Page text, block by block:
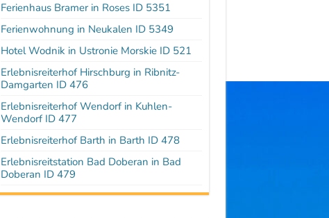
Ferienhaus Bramer in Roses ID 5351
Ferienwohnung in Neukalen ID 5349
Hotel Wodnik in Ustronie Morskie ID 521
Erlebnisreiterhof Hirschburg in Ribnitz-
Damgarten ID 476
Erlebnisreiterhof Wendorf in Kuhlen-
Wendorf ID 477
Erlebnisreiterhof Barth in Barth ID 478
Erlebnisreitstation Bad Doberan in Bad
Doberan ID 479